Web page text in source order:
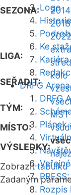
Logo
Historie
Ke
Kariéra
DRFG Arena
DRFG
Plánek
Rozpis
SEZONA:
LIGA:
střed
SEŘADIT:
kolo
TÝM:
MST
MÍSTO:
VÝSLEDKY:
Zobrazittabulku
Zadaným